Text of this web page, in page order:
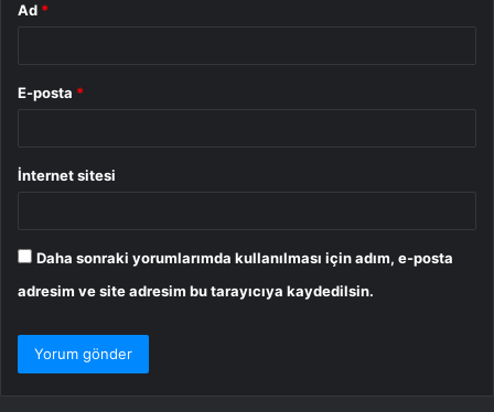
Ad *
E-posta *
İnternet sitesi
Daha sonraki yorumlarımda kullanılması için adım, e-posta
adresim ve site adresim bu tarayıcıya kaydedilsin.